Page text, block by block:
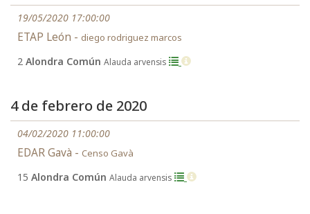
19/05/2020 17:00:00
ETAP León - diego rodriguez marcos
2 Alondra Común Alauda arvensis
4 de febrero de 2020
04/02/2020 11:00:00
EDAR Gavà - Censo Gavà
15 Alondra Común Alauda arvensis